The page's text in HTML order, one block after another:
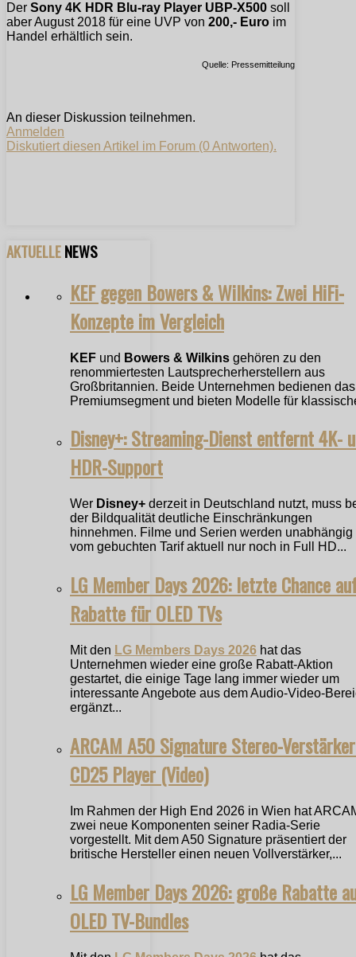
Der Sony 4K HDR Blu-ray Player UBP-X500 soll
aber August 2018 für eine UVP von 200,- Euro im
Handel erhältlich sein.
Quelle: Pressemitteilung
An dieser Diskussion teilnehmen.
Anmelden
Diskutiert diesen Artikel im Forum (0 Antworten).
AKTUELLENEWS
KEF gegen Bowers & Wilkins: Zwei HiFi-
Konzepte im Vergleich
KEF und Bowers & Wilkins gehören zu den
renommiertesten Lautsprecherherstellern aus
Großbritannien. Beide Unternehmen bedienen das
Premiumsegment und bieten Modelle für
Disney+: Streaming-Dienst entfernt 4K-
HDR-Support
Wer Disney+ derzeit in Deutschland nutzt, muss
der Bildqualität deutliche Einschränkungen
hinnehmen. Filme und Serien werden unabhängig
vom gebuchten Tarif aktuell nur noch in Full HD...
LG Member Days 2026: letzte Chance
Rabatte für OLED TVs
Mit den LG Members Days 2026 hat das
Unternehmen wieder eine große Rabatt-Aktion
gestartet, die einige Tage lang immer wieder um
interessante Angebote aus dem Audio-Video-
ergänzt...
ARCAM A50 Signature Stereo-
CD25 Player (Video)
Im Rahmen der High End 2026 in Wien hat
zwei neue Komponenten seiner Radia-Serie
vorgestellt. Mit dem A50 Signature präsentiert der
britische Hersteller einen neuen Vollverstärker,...
LG Member Days 2026: große Rabatte
OLED TV-Bundles